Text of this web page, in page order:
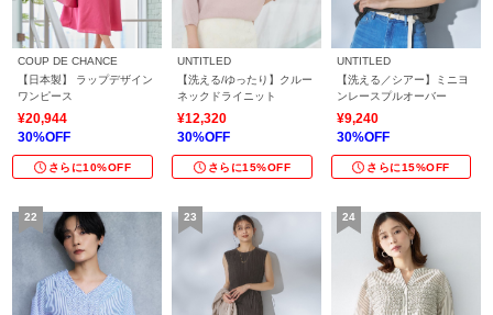
COUP DE CHANCE
【日本製】 ラップデザイン
ワンピース
¥20,944
30%OFF
さらに10%OFF
UNTITLED
【洗える/ゆったり】クルー
ネックドライニット
¥12,320
30%OFF
さらに15%OFF
UNTITLED
【洗える／シアー】ミニヨ
ンレースプルオーバー
¥9,240
30%OFF
さらに15%OFF